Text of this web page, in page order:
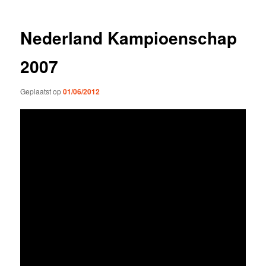
Nederland Kampioenschap
2007
Geplaatst op01/06/2012